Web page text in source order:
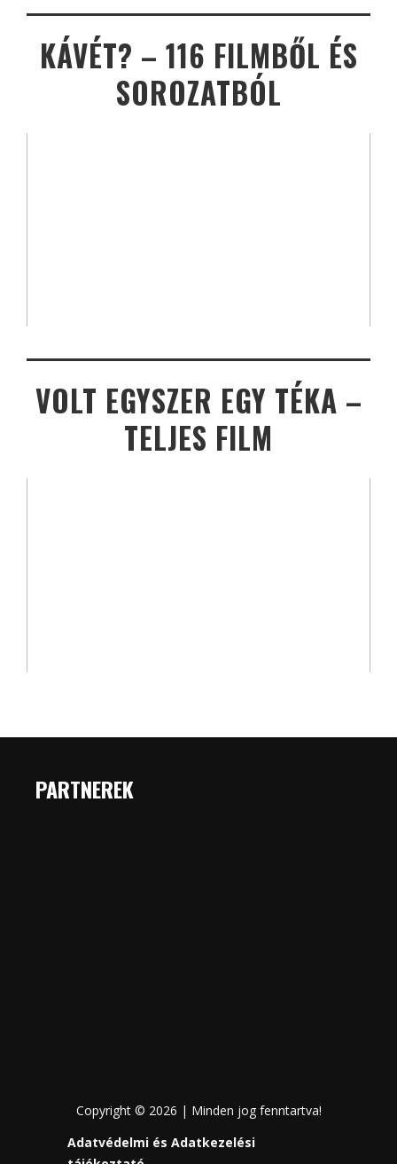
KÁVÉT? – 116 FILMBŐL ÉS
SOROZATBÓL
VOLT EGYSZER EGY TÉKA –
TELJES FILM
PARTNEREK
Copyright © 2026 | Minden jog fenntartva!
Adatvédelmi és Adatkezelési